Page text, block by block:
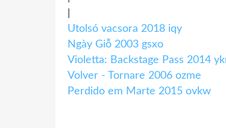
Utolsó vacsora 2018 iqy
Ngày Giỗ 2003 gsxo
Violetta: Backstage Pass 2014
Volver - Tornare 2006 ozme
Perdido em Marte 2015 ovkw